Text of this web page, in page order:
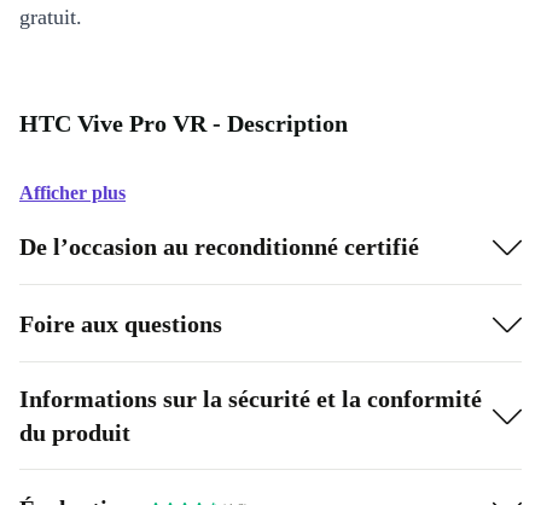
gratuit.
HTC Vive Pro VR - Description
Afficher plus
De l’occasion au reconditionné certifié
Foire aux questions
Informations sur la sécurité et la conformité
du produit